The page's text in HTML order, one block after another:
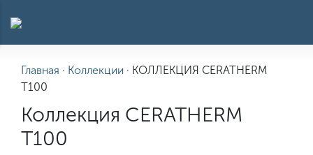
Главная · Коллекции · КОЛЛЕКЦИЯ CERATHERM
T100
Коллекция CERATHERM
T100